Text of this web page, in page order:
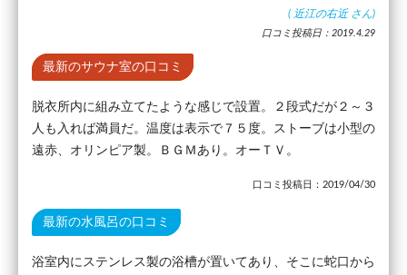
( 近江の右近 さん)
口コミ投稿日：2019.4.29
最新のサウナ室の口コミ
脱衣所内に組み立てたような感じで設置。２段式だが２～３
人も入れば満員だ。温度は表示で７５度。ストーブは小型の
遠赤、オリンピア製。ＢＧＭあり。オーＴＶ。
口コミ投稿日：2019/04/30
最新の水風呂の口コミ
浴室内にステンレス製の浴槽が置いてあり、そこに蛇口から